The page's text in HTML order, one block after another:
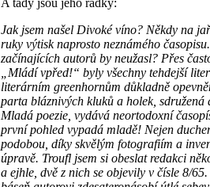
A tady jsou jeho řádky:
Jak jsem našel Divoké víno? Někdy na
ruky výtisk naprosto neznámého
začínajících autorů by neužasl? Přes
„Mládí vpřed!“ byly všechny tehdejší
literárním greenhornům důkladně
parta bláznivých kluků a holek, sdružená
Mladá poezie, vydává neortodoxní
první pohled vypadá mladě! Nejen
podobou, díky skvělým fotografiím a
úpravě. Troufl jsem si obeslat redakci
a ejhle, dvě z nich se objevily v čísle 8/